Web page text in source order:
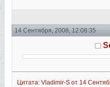
14 Сентября, 2008, 12:08:35
Цитата: Vladimir-S от 14